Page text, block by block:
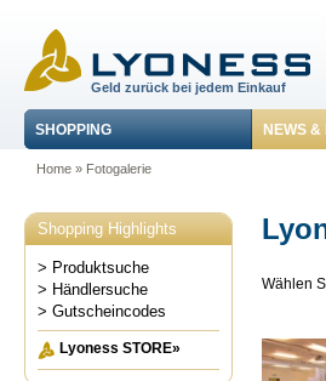
Geld zurück bei jedem Einkauf
SHOPPING NEWS &
Home» Fotogalerie
Shopping Highlights
> Produktsuche
> Händlersuche
> Gutscheincodes
Lyoness STORE»
Wählen